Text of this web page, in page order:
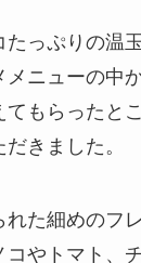
っぷりの温
メニューの中
てもらったと
きました。
れた細めのフ
やトマト、